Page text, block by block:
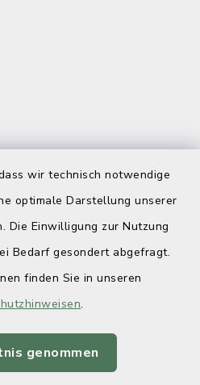
wir technisch notwendige
optimale Darstellung unserer
Die Einwilligung zur Nutzung
Bedarf gesondert abgefragt.
finden Sie in unseren
.
genommen